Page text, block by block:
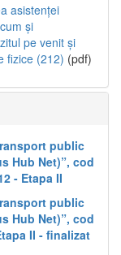
asistenței
și
pe venit și
fizice (212) (pdf)
public
Hub Net)”, cod
- Etapa II
public
Hub Net)”, cod
II - finalizat